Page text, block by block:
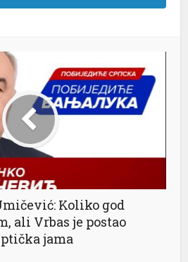
Koliko god
ali Vrbas je postao
jama